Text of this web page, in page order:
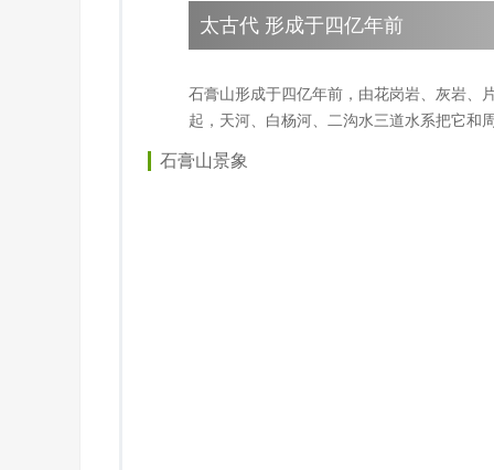
太古代 形成于四亿年前
石膏山形成于四亿年前，由花岗岩、灰岩、
起，天河、白杨河、二沟水三道水系把它和
石膏山景象